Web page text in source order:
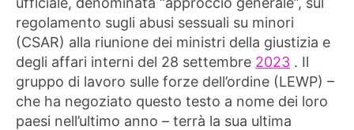
regolamento sugli abusi sessuali su minori
(CSAR) alla riunione dei ministri della giustizia e
degli affari interni del 28 settembre 2023 . Il
gruppo di lavoro sulle forze dell’ordine (LEWP) –
che ha negoziato questo testo a nome dei loro
paesi nell’ultimo anno – terrà la sua ultima